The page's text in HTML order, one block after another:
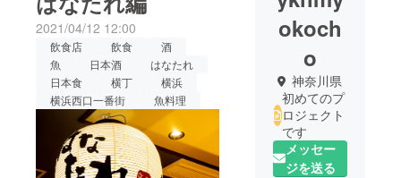
2021/04/12 12:00
飲食店 飲食
酒
魚
日本酒
はなたれ
日本食
横丁
横浜
横浜西口一番街
魚料理
okoch
o
神奈川県
初めてのプ
ロジェクト
です
メッセー
ジを送る